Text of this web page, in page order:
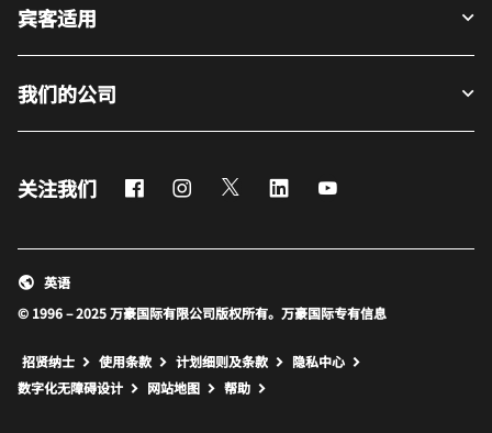
宾客适用
我们的公司
关注我们 FacebookInstagram
Twitter LinkedIn
© 1996 – 2025 万豪国际有限公司版权所有。万豪国际专有信息
英语
招贤纳士 使用条款 计划细则及条款
隐私中心
数字化无障碍设计
网站地图 打开新窗口
帮助